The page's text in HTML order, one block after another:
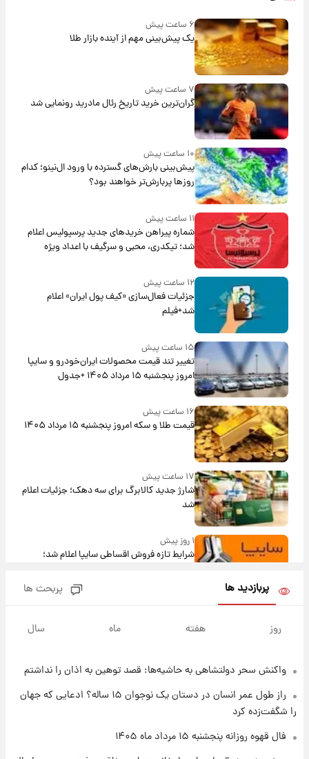
۶ ساعت پیش
یک پیش‌بینی مهم از آینده بازار طلا
۷ ساعت پیش
گران‌ترین خرید تاریخ رئال مادرید رونمایی شد
۱۰ ساعت پیش
پیش‌بینی بارش‌های گسترده با ورود ال‌نینو؛ کدام
روزها پربارش‌تر خواهند بود؟
۱۱ ساعت پیش
شماره پیراهن خریدهای جدید پرسپولیس اعلام
شد؛ تیکدری، محبی و سرگیف با اعداد ویژه
۱۲ ساعت پیش
جزئیات فعال‌سازی «کیف پول ایران» اعلام
شد+فیلم
۱۵ ساعت پیش
تغییر تند قیمت محصولات ایران‌خودرو و سایپا
امروز پنجشنبه ۱۵ مرداد ۱۴۰۵ +جدول
۱۶ ساعت پیش
قیمت طلا و سکه امروز پنجشنبه ۱۵ مرداد ۱۴۰۵
۱۷ ساعت پیش
شارژ جدید کالابرگ برای سه دهک؛ جزئیات اعلام
شد
۱ روز پیش
شرایط تازه فروش اقساطی سایپا اعلام شد؛
قیمت سکه و طلا فردا
۲۲ ساعت پیش
۲۳ ساعت پیش
پربازدید ها پربحث ها
روز هفته ماه سال
واکنش سحر دولتشاهی به حاشیه‌ها: قصد توهین به اذان را نداشتم
راز طول عمر انسان در دستان یک نوجوان ۱۵ ساله؟ ادعایی که جهان
را شگفت‌زده کرد
فال قهوه روزانه پنجشنبه ۱۵ مرداد ماه ۱۴۰۵